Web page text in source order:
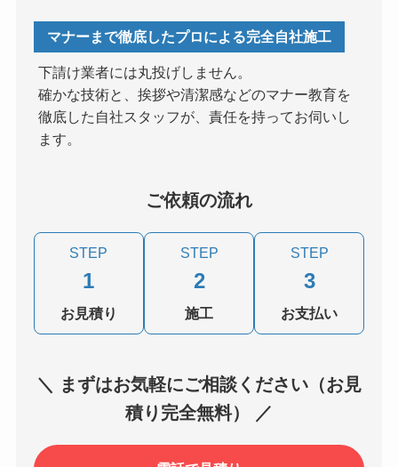
マナーまで徹底したプロによる完全自社施工
下請け業者には丸投げしません。
確かな技術と、挨拶や清潔感などのマナー教育を
徹底した自社スタッフが、責任を持ってお伺いし
ます。
ご依頼の流れ
STEP
1
お見積り
STEP
2
施工
STEP
3
お支払い
＼ まずはお気軽にご相談ください（お見
積り完全無料） ／